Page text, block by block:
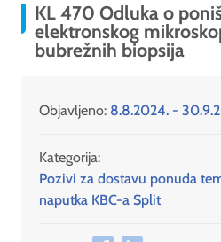
KL 470 Odluka o
elektronskog
bubrežnih biopsija
Objavljeno: 8.8.2024. -
Kategorija:
Pozivi za dostavu ponuda
naputka KBC-a Split